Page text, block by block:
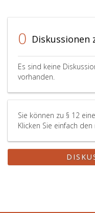
0 Diskussionen
Es sind keine
vorhanden.
Sie können zu § 12
Klicken Sie einfach